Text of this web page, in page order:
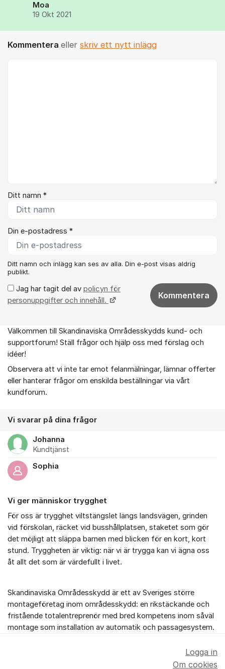
Moa
19 Okt 2021
Kommentera eller skriv ett nytt inlägg
Ditt namn *
Din e-postadress *
Ditt namn och inlägg kan ses av alla. Din e-post visas aldrig
publikt.
Jag har tagit del av policyn för
personuppgifter och innehåll.
Kommentera
Om forumet
Välkommen till Skandinaviska Områdesskydds kund- och
supportforum! Ställ frågor och hjälp oss med förslag och
idéer!
Observera att vi inte tar emot felanmälningar, lämnar offerter
eller hanterar frågor om enskilda beställningar via vårt
kundforum.
Vi svarar på dina frågor
Johanna
Kundtjänst
Sophia
Vi ger människor trygghet
För oss är trygghet viltstängslet längs landsvägen, grinden
vid förskolan, räcket vid busshållplatsen, staketet som gör
det möjligt att släppa barnen med blicken för en kort, kort
stund. Tryggheten är viktig: när vi är trygga kan vi ägna oss
åt allt det som är värdefullt i livet.
Skandinaviska Områdesskydd är ett av Sveriges större
montageföretag inom områdesskydd: en rikstäckande och
fristående totalentreprenör med bred kompetens inom såväl
montage som installation av automatik och passagesystem.
Logga in
Om cookies